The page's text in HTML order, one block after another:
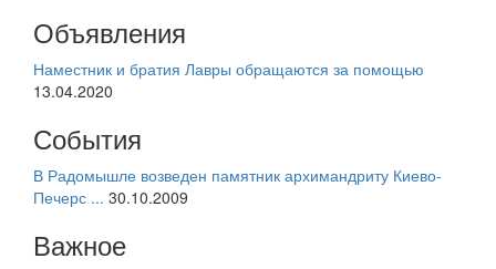
Объявления
Наместник и братия Лавры обращаются за помощью
13.04.2020
События
В Радомышле возведен памятник архимандриту Киево-
Печерс ... 30.10.2009
Важное